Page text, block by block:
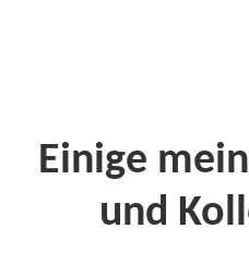
Einige
und